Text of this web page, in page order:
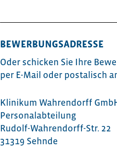
BEWERBUNGSADRESSE
Oder schicken Sie Ihre
per E-Mail oder postalisch
Klinikum Wahrendorff
Personalabteilung
Rudolf-Wahrendorff-Str. 22
31319 Sehnde